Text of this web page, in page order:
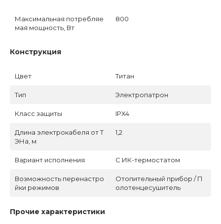
Максимальная потребляе
мая мощность, Вт
800
Конструкция
Цвет Титан
Тип Электропатрон
Класс защиты IPX4
Длина электрокабеля от Т
ЭНа, м
1,2
Вариант исполнения С ИК-термостатом
Возможность перенастро
йки режимов
Отопительный прибор / П
олотенцесушитель
Прочие характеристики